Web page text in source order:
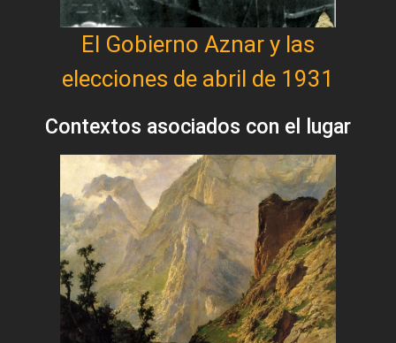
El Gobierno Aznar y las
elecciones de abril de 1931
Contextos asociados con el lugar